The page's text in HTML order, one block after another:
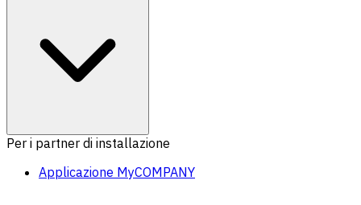
Per i partner di installazione
Applicazione MyCOMPANY